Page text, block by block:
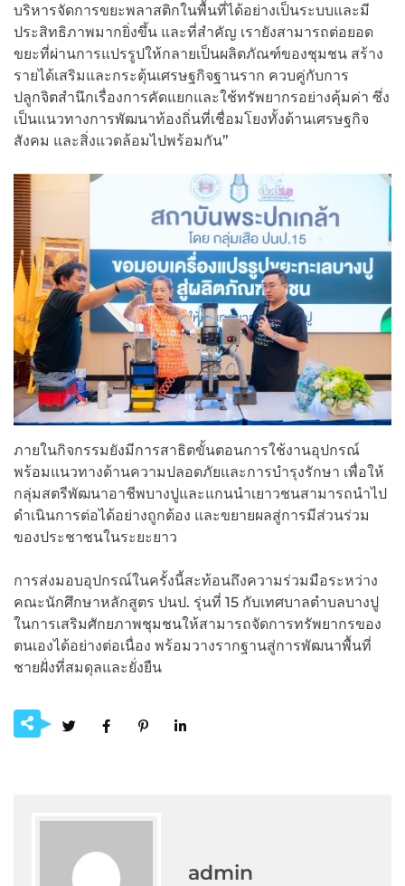
บริหารจัดการขยะพลาสติกในพื้นที่ได้อย่างเป็นระบบและมี
ประสิทธิภาพมากยิ่งขึ้น และที่สำคัญ เรายังสามารถต่อยอด
ขยะที่ผ่านการแปรรูปให้กลายเป็นผลิตภัณฑ์ของชุมชน สร้าง
รายได้เสริมและกระตุ้นเศรษฐกิจฐานราก ควบคู่กับการ
ปลูกจิตสำนึกเรื่องการคัดแยกและใช้ทรัพยากรอย่างคุ้มค่า ซึ่ง
เป็นแนวทางการพัฒนาท้องถิ่นที่เชื่อมโยงทั้งด้านเศรษฐกิจ
สังคม และสิ่งแวดล้อมไปพร้อมกัน”
ภายในกิจกรรมยังมีการสาธิตขั้นตอนการใช้งานอุปกรณ์
พร้อมแนวทางด้านความปลอดภัยและการบำรุงรักษา เพื่อให้
กลุ่มสตรีพัฒนาอาชีพบางปูและแกนนำเยาวชนสามารถนำไป
ดำเนินการต่อได้อย่างถูกต้อง และขยายผลสู่การมีส่วนร่วม
ของประชาชนในระยะยาว
การส่งมอบอุปกรณ์ในครั้งนี้สะท้อนถึงความร่วมมือระหว่าง
คณะนักศึกษาหลักสูตร ปนป. รุ่นที่ 15 กับเทศบาลตำบลบางปู
ในการเสริมศักยภาพชุมชนให้สามารถจัดการทรัพยากรของ
ตนเองได้อย่างต่อเนื่อง พร้อมวางรากฐานสู่การพัฒนาพื้นที่
ชายฝั่งที่สมดุลและยั่งยืน
admin